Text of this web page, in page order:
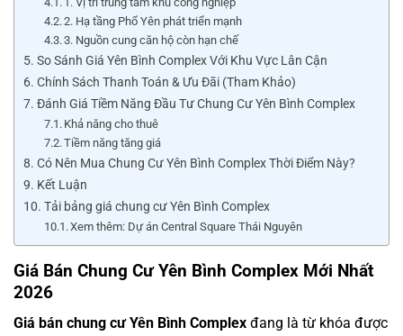
2. Hạ tầng Phổ Yên phát triển mạnh
3. Nguồn cung căn hộ còn hạn chế
So Sánh Giá Yên Bình Complex Với Khu Vực Lân Cận
Chính Sách Thanh Toán & Ưu Đãi (Tham Khảo)
Đánh Giá Tiềm Năng Đầu Tư Chung Cư Yên Bình Complex
Khả năng cho thuê
Tiềm năng tăng giá
Có Nên Mua Chung Cư Yên Bình Complex Thời Điểm Này?
Kết Luận
Tải bảng giá chung cư Yên Bình Complex
Xem thêm: Dự án Central Square Thái Nguyên
Giá Bán Chung Cư Yên Bình Complex Mới Nhất
2026
Giá bán chung cư Yên Bình Complex đang là từ khóa được